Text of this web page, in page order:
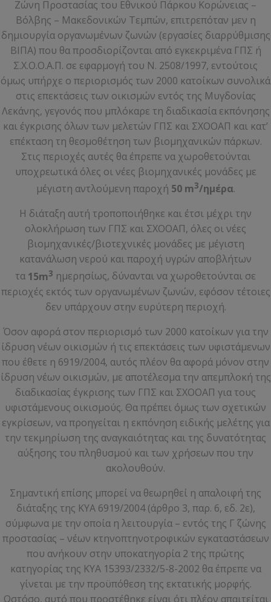
Ζώνη Προστασίας του Εθνικού Πάρκου Κορώνειας –
Βόλβης – Μακεδονικών Τεμπών, επιτρεπόταν μεν η
δημιουργία οργανωμένων ζωνών (εργασίες διαρρύθμισης
ΒΙΠΑ) που θα προσδιορίζονται από εγκεκριμένα ΓΠΣ ή
Σ.Χ.Ο.Ο.Α.Π. σε εφαρμογή του Ν. 2508/1997, εντούτοις
όμως υπήρχε ο περιορισμός των 2000 κατοίκων συνολικά
στις επεκτάσεις των οικισμών εντός της Μυγδονίας
Λεκάνης, γεγονός που μπλόκαρε τη διαδικασία εκπόνησης
και έγκρισης όλων των μελετών ΓΠΣ και ΣΧΟΟΑΠ και κατ’
επέκταση τη θεσμοθέτηση των βιομηχανικών πάρκων.
Στις περιοχές αυτές θα έπρεπε να χωροθετούνται
υποχρεωτικά όλες οι νέες βιομηχανικές μονάδες με
μέγιστη αντλούμενη παροχή 50 m3/ημέρα.
Η διάταξη αυτή τροποποιήθηκε και έτσι μέχρι την
ολοκλήρωση των ΓΠΣ και ΣΧΟΟΑΠ, όλες οι νέες
βιομηχανικές/βιοτεχνικές μονάδες με μέγιστη
κατανάλωση νερού και παροχή υγρών αποβλήτων
τα 15m3 ημερησίως, δύνανται να χωροθετούνται σε
περιοχές εκτός των οργανωμένων ζωνών, εφόσον τέτοιες
δεν υπάρχουν στην ευρύτερη περιοχή.
Όσον αφορά στον περιορισμό των 2000 κατοίκων για την
ίδρυση νέων οικισμών ή τις επεκτάσεις των υφιστάμενων
που έθετε η 6919/2004, αυτός πλέον θα αφορά μόνον στην
ίδρυση νέων οικισμών, με αποτέλεσμα την απεμπλοκή της
διαδικασίας έγκρισης των ΓΠΣ και ΣΧΟΟΑΠ για τους
υφιστάμενους οικισμούς. Θα πρέπει όμως των σχετικών
εγκρίσεων, να προηγείται η εκπόνηση ειδικής μελέτης για
την τεκμηρίωση της αναγκαιότητας και της δυνατότητας
αύξησης του πληθυσμού και των χρήσεων που την
ακολουθούν.
Σημαντική επίσης μπορεί να θεωρηθεί η απαλοιφή της
διάταξης της ΚΥΑ 6919/2004 (άρθρο 3, παρ. 6, εδ. 2ε),
σύμφωνα με την οποία η λειτουργία – εντός της Γ΄ ζώνης
προστασίας – νέων κτηνοπτηνοτροφικών εγκαταστάσεων
που ανήκουν στην υποκατηγορία 2 της πρώτης
κατηγορίας της ΚΥΑ 15393/2332/5-8-2002 θα έπρεπε να
γίνεται με την προϋπόθεση της εκτατικής μορφής.
Ωστόσο, αυτό που προστέθηκε είναι ότι πλέον απαιτείται